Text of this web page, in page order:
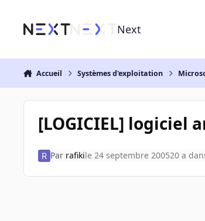
Next
Accueil Systèmes d'exploitation
[LOGICIEL] logiciel
Par rafikile 24 septembre 200520 a